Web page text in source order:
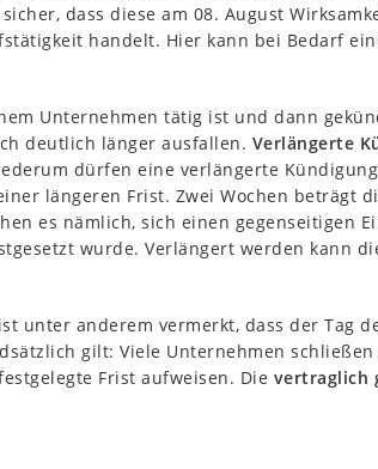
dass diese am 08. August
handelt. Hier kann bei Bedarf
Unternehmen tätig ist und dann
deutlich länger ausfallen. Verlängerte
dürfen eine verlängerte
längeren Frist. Zwei Wochen beträgt
es nämlich, sich einen gegenseitigen
wurde. Verlängert werden kann
unter anderem vermerkt, dass der Tag
gilt: Viele Unternehmen
Frist aufweisen. Die vertraglich